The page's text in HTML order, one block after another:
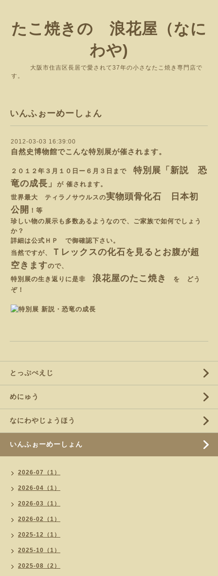
たこ焼きの 浪花屋（なに
わや)
大阪市住吉区長居で愛されて37年の小さなたこ焼き専門店で
す。
いんふぉーめーしょん
2012-03-03 16:39:00
自然史博物館でこんな特別展が催されます。
２０１２年３月１０日ー６月３日まで 特別展「新説 恐
竜の成長」
が 催されます。
世界最大 ティラノサウルスの実物頭骨化石 日本初
公開 ！等
珍しい物の展示も多数あるようなので、ご家族で如何でしょう
か？
詳細は公式ＨＰ
で御確認下さい。
当然ですが、
Ｔレックスの化石を見るとお腹が超
空きますので、
特別展の生き返りに是非 浪花屋のたこ焼き
を どう
ぞ！
とっぷぺえじ
めにゅう
なにわやじょうほう
いんふぉーめーしょん
2026-07（1）
2026-04（1）
2026-03（1）
2026-02（1）
2025-12（1）
2025-10（1）
2025-08（2）